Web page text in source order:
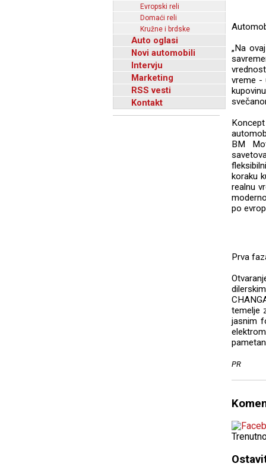
Evropski reli
Domaći reli
Kružne i brdske
Auto oglasi
Novi automobili
Intervju
Marketing
RSS vesti
Kontakt
„Na
vreme -
BM
koraku
realnu
po
Prva
temelje
jasnim
PR